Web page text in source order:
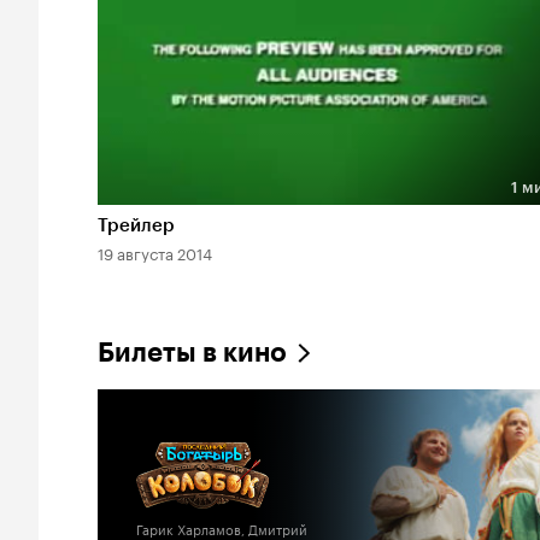
Длительность 1 мин
1
Трейлер
19 августа 2014
Билеты в кино
Гарик Харламов, Дмитрий